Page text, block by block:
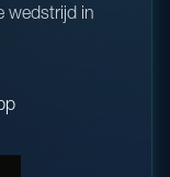
wedstrijd in